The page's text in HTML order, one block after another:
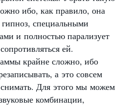
ибо, как правило, она
специальными
и полностью парализует
ей.
крайне сложно, ибо
а это совсем
Для этого мы можем
комбинации,